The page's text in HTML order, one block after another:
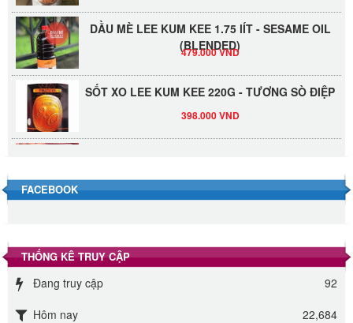
DẦU MÈ LEE KUM KEE 1.75 lÍT - SESAME OIL
(BLENDED)
479.000 VND
SỐT XO LEE KUM KEE 220G - TƯƠNG SÒ ĐIỆP
FACEBOOK
THỐNG KÊ TRUY CẬP
Đang truy cập
92
Hôm nay
22,684